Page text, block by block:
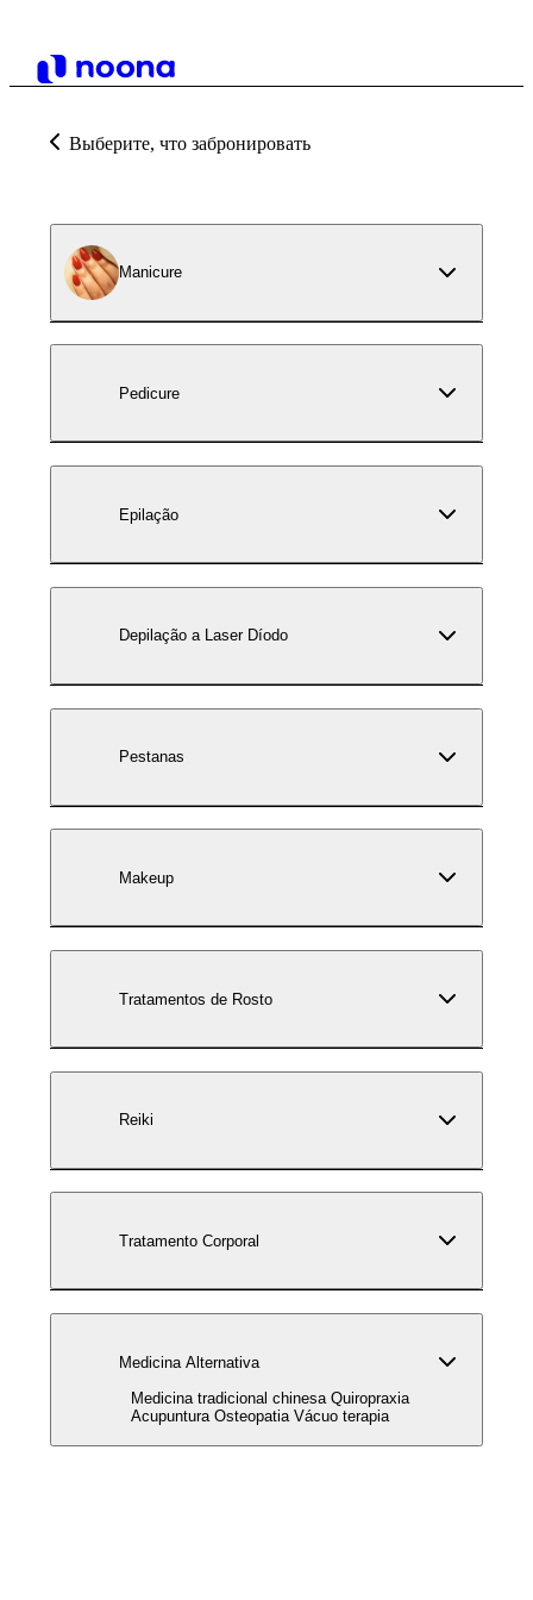
Выберите, что забронировать
Manicure
Pedicure
Epilação
Depilação a Laser Díodo
Pestanas
Makeup
Tratamentos de Rosto
Reiki
Tratamento Corporal
Medicina Alternativa
Medicina tradicional chinesa Quiropraxia
Acupuntura Osteopatia Vácuo terapia